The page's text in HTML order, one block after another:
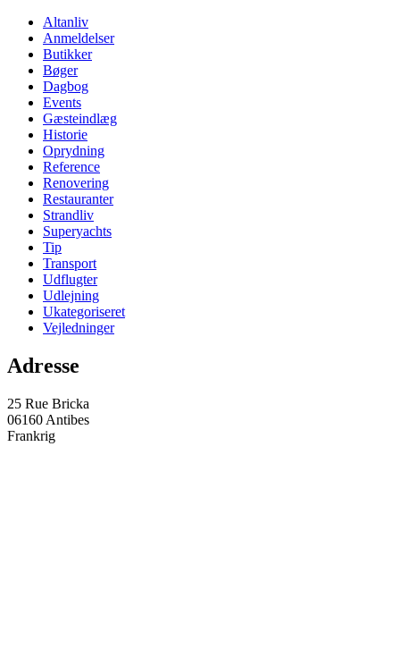
Altanliv
Anmeldelser
Butikker
Bøger
Dagbog
Events
Gæsteindlæg
Historie
Oprydning
Reference
Renovering
Restauranter
Strandliv
Superyachts
Tip
Transport
Udflugter
Udlejning
Ukategoriseret
Vejledninger
Adresse
25 Rue Bricka
06160 Antibes
Frankrig